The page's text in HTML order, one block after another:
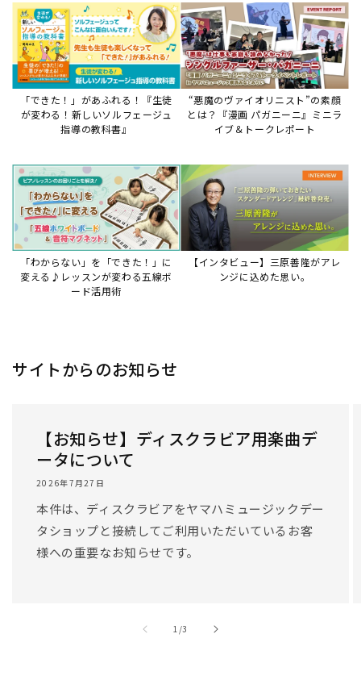
ード活用術
サイトからのお知らせ
ータについて
2026年7月27日
本件は、ディスクラビアをヤマハミュージックデー
タショップと接続してご利用いただいているお客
様への重要なお知らせです。